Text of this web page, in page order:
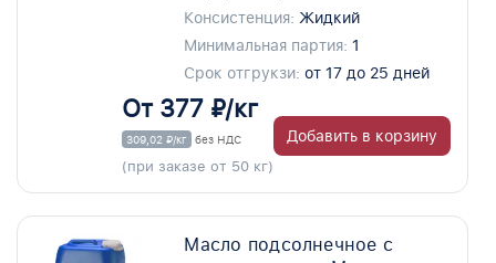
Консистенция: Жидкий
Минимальная партия: 1
Срок отгрукзи: от 17 до 25 дней
От 377 ₽/кг
309,02 ₽/кг без НДС
(при заказе от 50 кг)
Добавить в корзину
Масло подсолнечное с